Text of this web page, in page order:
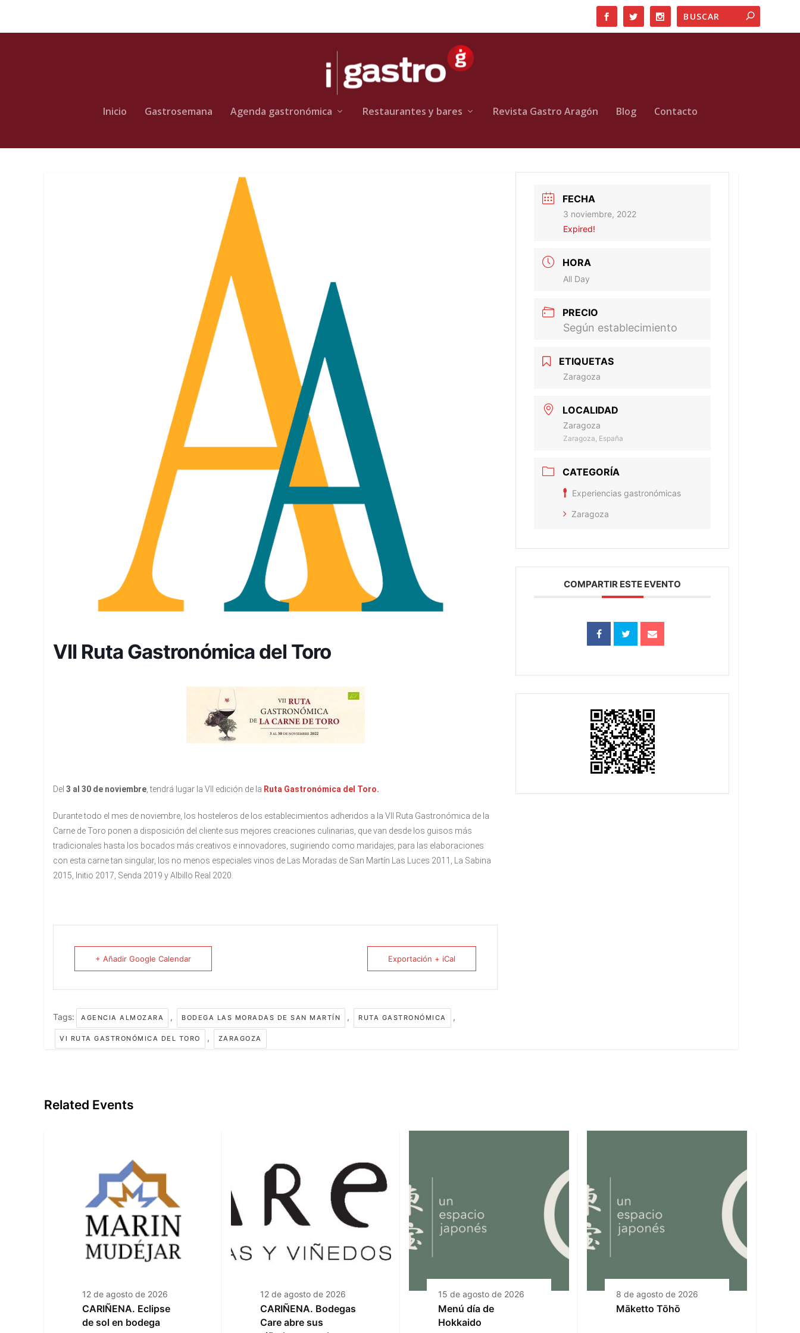
Inicio Gastrosemana Agenda gastronómica Restaurantes y bares Revista Gastro Aragón Blog Contacto
VII Ruta Gastronómica del Toro
Del 3 al 30 de noviembre, tendrá lugar la VII edición de la Ruta Gastronómica del Toro.
Durante todo el mes de noviembre, los hosteleros de los establecimientos adheridos a la VII Ruta Gastronómica de la
Carne de Toro ponen a disposición del cliente sus mejores creaciones culinarias, que van desde los guisos más
tradicionales hasta los bocados más creativos e innovadores, sugiriendo como maridajes, para las elaboraciones
con esta carne tan singular, los no menos especiales vinos de Las Moradas de San Martín Las Luces 2011, La Sabina
2015, Initio 2017, Senda 2019 y Albillo Real 2020.
+ Añadir Google Calendar Exportación + iCal
Tags: AGENCIA ALMOZARA , BODEGA LAS MORADAS DE SAN MARTÍN , RUTA GASTRONÓMICA ,
VI RUTA GASTRONÓMICA DEL TORO , ZARAGOZA
FECHA
3 noviembre, 2022
Expired!
HORA
All Day
PRECIO
Según establecimiento
ETIQUETAS
Zaragoza
LOCALIDAD
Zaragoza
Zaragoza, España
CATEGORÍA
Experiencias gastronómicas
Zaragoza
COMPARTIR ESTE EVENTO
Related Events
12 de agosto de 2026
CARIÑENA. Eclipse
de sol en bodega
12 de agosto de 2026
CARIÑENA. Bodegas
Care abre sus
15 de agosto de 2026
Menú día de
Hokkaido
8 de agosto de 2026
Māketto Tōhō